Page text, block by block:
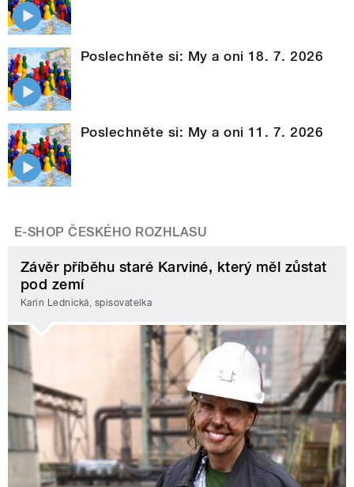
Poslechněte si: My a oni 18. 7. 2026
Poslechněte si: My a oni 11. 7. 2026
E-SHOP ČESKÉHO ROZHLASU
Závěr příběhu staré Karviné, který měl zůstat
pod zemí
Karin Lednická, spisovatelka